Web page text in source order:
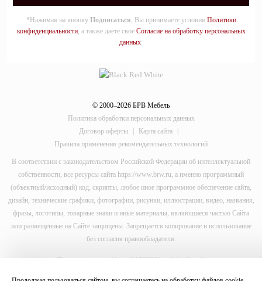
*Нажимая на кнопку Подписаться, Вы принимаете условия Политики
конфиденциальности, а также даете свое Согласие на обработку персональных
данных.
© 2000–2026 БРВ Мебель
Политика обработки персональных данных
Договор оферты
Карта сайта
Правила применения рекомендательных технологий
В соответствии с законодательством Российской Федерации об интеллектуальной
собственности, все ресурсы сайта https://www.brw.ru, а именно программный
(объектный/исходный) код, скрипты, любое иное программное обеспечение сайта,
дизайн, технические графики, фотографии, рисунки, иллюстрации, видео, названия,
фразы, логотипы, товарные знаки и иные материалы, являющиеся частью Сайта
или размещенные на Сайте защищены. Запрещается копирование и использование
без согласия правообладателя.
This site is protected by reCAPTCHA and the Google